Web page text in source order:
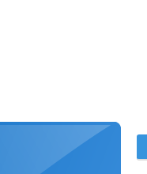
白河地方広域市町村圏